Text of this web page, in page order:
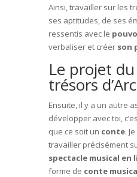
Ainsi, travailler sur les
ses aptitudes, de ses
ressentis avec le
verbaliser et créerson
Le projet
trésors
Ensuite, il y a un autre
développer avec toi,
que ce soit un conte.
travailler précisément
spectacle musical en
forme de conte